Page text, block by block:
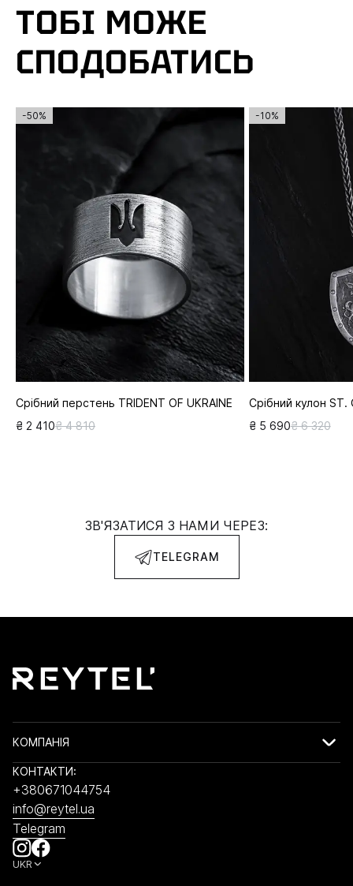
ТОБІ МОЖЕ
СПОДОБАТИСЬ
-50%
Срібний перстень TRIDENT OF UKRAINE
₴ 2 410₴ 4 810
-10%
Срібний кулон ST.
₴ 5 690₴ 6 320
ЗВ'ЯЗАТИСЯ З НАМИ ЧЕРЕЗ:
TELEGRAM
КОМПАНІЯ
КОНТАКТИ:
+380671044754
info@reytel.ua
Telegram
UKR